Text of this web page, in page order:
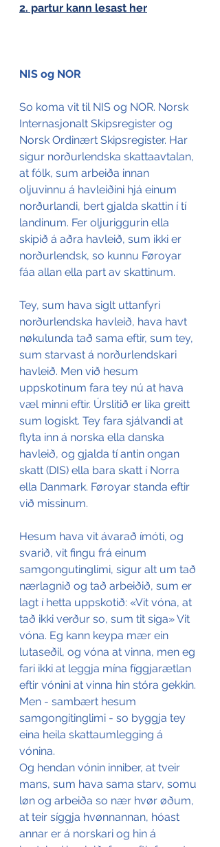
2. partur kann lesast her
NIS og NOR
So koma vit til NIS og NOR. Norsk
Internasjonalt Skipsregister og
Norsk Ordinært Skipsregister. Har
sigur norðurlendska skattaavtalan,
at fólk, sum arbeiða innan
oljuvinnu á havleiðini hjá einum
norðurlandi, bert gjalda skattin í tí
landinum. Fer oljuriggurin ella
skipið á aðra havleið, sum ikki er
norðurlendsk, so kunnu Føroyar
fáa allan ella part av skattinum.
Tey, sum hava siglt uttanfyri
norðurlendska havleið, hava havt
nøkulunda tað sama eftir, sum tey,
sum starvast á norðurlendskari
havleið. Men við hesum
uppskotinum fara tey nú at hava
væl minni eftir. Úrslitið er líka greitt
sum logiskt. Tey fara sjálvandi at
flyta inn á norska ella danska
havleið, og gjalda tí antin ongan
skatt (DIS) ella bara skatt í Norra
ella Danmark. Føroyar standa eftir
við missinum.
Hesum hava vit ávarað ímóti, og
svarið, vit fingu frá einum
samgongutinglimi, sigur alt um tað
nærlagnið og tað arbeiðið, sum er
lagt í hetta uppskotið: «Vit vóna, at
tað ikki verður so, sum tit siga» Vit
vóna. Eg kann keypa mær ein
lutaseðil, og vóna at vinna, men eg
fari ikki at leggja mína fíggjarætlan
eftir vónini at vinna hin stóra gekkin.
Men - sambært hesum
samgongitinglimi - so byggja tey
eina heila skattaumlegging á
vónina.
Og hendan vónin inniber, at tveir
mans, sum hava sama starv, somu
løn og arbeiða so nær hvør øðum,
at teir síggja hvønnannan, hóast
annar er á norskari og hin á